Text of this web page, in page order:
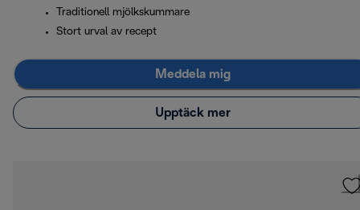
Traditionell mjölkskummare
Stort urval av recept
Meddela mig
Upptäck mer